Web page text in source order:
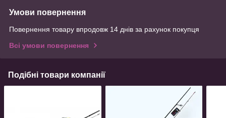
Умови повернення
Повернення товару впродовж 14 днів за рахунок покупця
Всі умови повернення
Подібні товари компанії